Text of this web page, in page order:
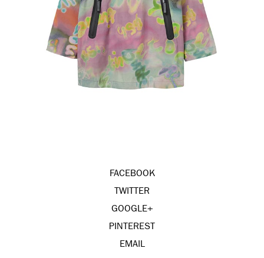
FACEBOOK
TWITTER
GOOGLE+
PINTEREST
EMAIL